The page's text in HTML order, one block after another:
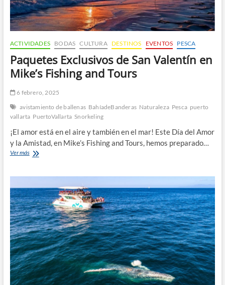
Bahía
de
Banderas
ACTIVIDADES BODAS CULTURA DESTINOS EVENTOS PESCA
Paquetes Exclusivos de San Valentín en
Mike’s Fishing and Tours
6 febrero, 2025
avistamiento de ballenas BahíadeBanderas Naturaleza Pesca puerto
vallarta PuertoVallarta Snorkeling
¡El amor está en el aire y también en el mar! Este Día del Amor
y la Amistad, en Mike’s Fishing and Tours, hemos preparado…
Ver másPaquetes
Valentín
en
Mike’s
Fishing
and
Tours